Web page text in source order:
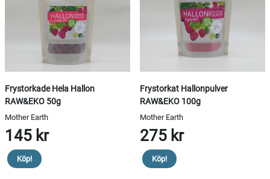
Frystorkade Hela Hallon
RAW&EKO 50g
Mother Earth
145 kr
Köp!
Frystorkat Hallonpulver
RAW&EKO 100g
Mother Earth
275 kr
Köp!